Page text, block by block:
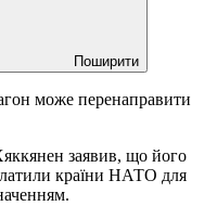
Поширити
може перенаправити
заявив, що його
країни НАТО для